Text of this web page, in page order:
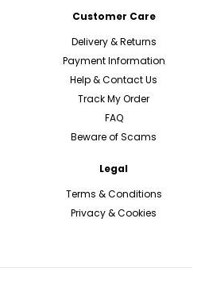
Customer Care
Delivery & Returns
Payment Information
Help & Contact Us
Track My Order
FAQ
Beware of Scams
Legal
Terms & Conditions
Privacy & Cookies